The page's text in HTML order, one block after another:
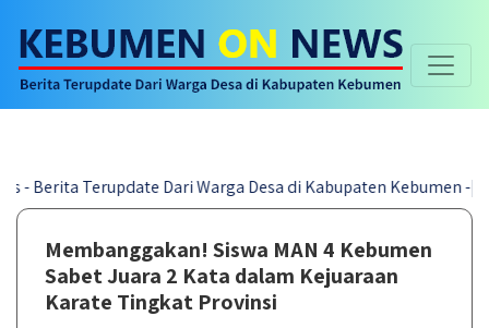
Terupdate Dari Warga Desa di Kabupaten Kebumen -|-
Membanggakan! Siswa MAN 4 Kebumen
Sabet Juara 2 Kata dalam Kejuaraan
Karate Tingkat Provinsi